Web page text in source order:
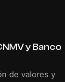
y Banco
de valores y